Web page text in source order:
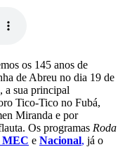
os 145 anos de
de Abreu no dia 19 de
a sua principal
Tico-Tico no Fubá,
Miranda e por
Os programas Roda
MEC e Nacional, já o